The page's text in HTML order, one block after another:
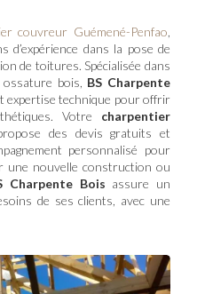
couvreur Guémené-Penfao
dans la pose de
de toitures. Spécialisée dans
bois, BS Charpente
expertise technique pour offrir
Votre charpentier
des devis gratuits et
personnalisé pour
une nouvelle construction ou
Charpente Bois assure un
de ses clients, avec une